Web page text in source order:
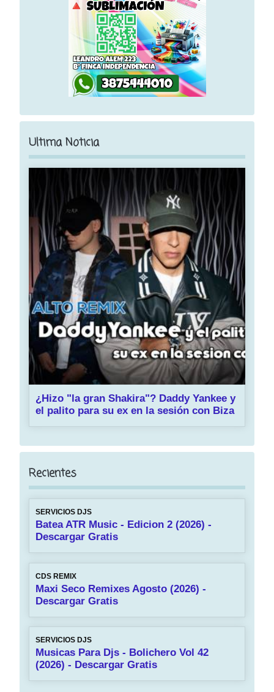
Ultima Noticia
¿Hizo "la gran Shakira"? Daddy Yankee y
el palito para su ex en la sesión con Biza
Recientes
SERVICIOS DJS
Batea ATR Music - Edicion 2 (2026) -
Descargar Gratis
CDS REMIX
Maxi Seco Remixes Agosto (2026) -
Descargar Gratis
SERVICIOS DJS
Musicas Para Djs - Bolichero Vol 42
(2026) - Descargar Gratis